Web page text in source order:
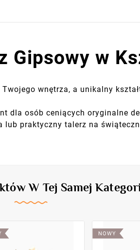
Gipsowy w
wnętrza, a unikalny
dla osób ceniących oryginalne
lub praktyczny talerz na
W Tej Samej
NOWY